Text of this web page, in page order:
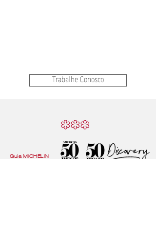
Trabalhe Conosco
Guia MICHELIN